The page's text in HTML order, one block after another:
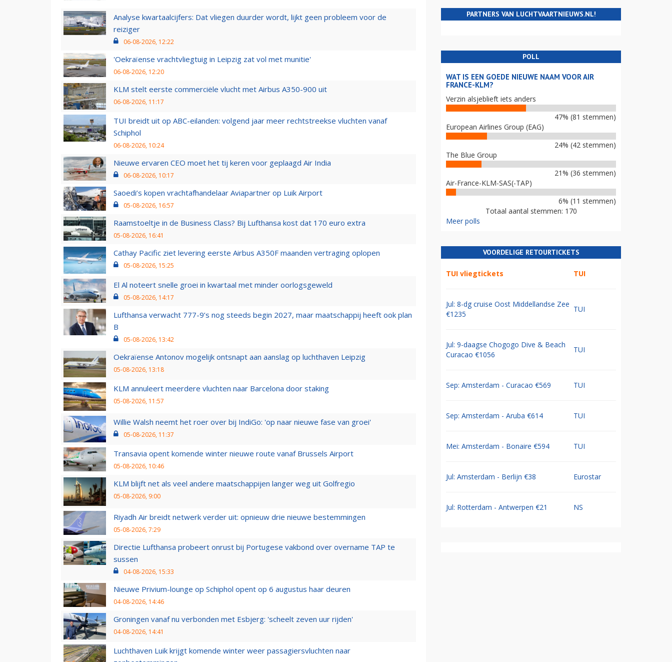
Analyse kwartaalcijfers: Dat vliegen duurder wordt, lijkt geen probleem voor de
reiziger
06-08-2026, 12:22
'Oekraïense vrachtvliegtuig in Leipzig zat vol met munitie'
06-08-2026, 12:20
KLM stelt eerste commerciële vlucht met Airbus A350-900 uit
06-08-2026, 11:17
TUI breidt uit op ABC-eilanden: volgend jaar meer rechtstreekse vluchten vanaf
Schiphol
06-08-2026, 10:24
Nieuwe ervaren CEO moet het tij keren voor geplaagd Air India
06-08-2026, 10:17
Saoedi’s kopen vrachtafhandelaar Aviapartner op Luik Airport
05-08-2026, 16:57
Raamstoeltje in de Business Class? Bij Lufthansa kost dat 170 euro extra
05-08-2026, 16:41
Cathay Pacific ziet levering eerste Airbus A350F maanden vertraging oplopen
05-08-2026, 15:25
El Al noteert snelle groei in kwartaal met minder oorlogsgeweld
05-08-2026, 14:17
Lufthansa verwacht 777-9’s nog steeds begin 2027, maar maatschappij heeft ook plan
B
05-08-2026, 13:42
Oekraïense Antonov mogelijk ontsnapt aan aanslag op luchthaven Leipzig
05-08-2026, 13:18
KLM annuleert meerdere vluchten naar Barcelona door staking
05-08-2026, 11:57
Willie Walsh neemt het roer over bij IndiGo: 'op naar nieuwe fase van groei'
05-08-2026, 11:37
Transavia opent komende winter nieuwe route vanaf Brussels Airport
05-08-2026, 10:46
KLM blijft net als veel andere maatschappijen langer weg uit Golfregio
05-08-2026, 9:00
Riyadh Air breidt netwerk verder uit: opnieuw drie nieuwe bestemmingen
05-08-2026, 7:29
Directie Lufthansa probeert onrust bij Portugese vakbond over overname TAP te
sussen
04-08-2026, 15:33
Nieuwe Privium-lounge op Schiphol opent op 6 augustus haar deuren
04-08-2026, 14:46
Groningen vanaf nu verbonden met Esbjerg: 'scheelt zeven uur rijden'
04-08-2026, 14:41
Luchthaven Luik krijgt komende winter weer passagiersvluchten naar
PARTNERS VAN LUCHTVAARTNIEUWS.NL!
POLL
WAT IS EEN GOEDE NIEUWE NAAM VOOR AIR
FRANCE-KLM?
Verzin alsjeblieft iets anders
47% (81 stemmen)
European Airlines Group (EAG)
24% (42 stemmen)
The Blue Group
21% (36 stemmen)
Air-France-KLM-SAS(-TAP)
6% (11 stemmen)
Totaal aantal stemmen: 170
Meer polls
VOORDELIGE RETOURTICKETS
TUI vliegtickets TUI
Jul: 8-dg cruise Oost Middellandse Zee
€1235
TUI
Jul: 9-daagse Chogogo Dive & Beach
Curacao €1056
TUI
Sep: Amsterdam - Curacao €569 TUI
Sep: Amsterdam - Aruba €614 TUI
Mei: Amsterdam - Bonaire €594 TUI
Jul: Amsterdam - Berlijn €38 Eurostar
Jul: Rotterdam - Antwerpen €21 NS